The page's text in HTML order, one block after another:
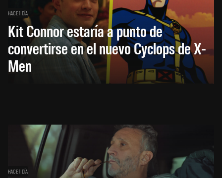
HACE 1 DÍA
Kit Connor estaría a punto de
convertirse en el nuevo Cyclops de X-
Men
HACE 1 DÍA